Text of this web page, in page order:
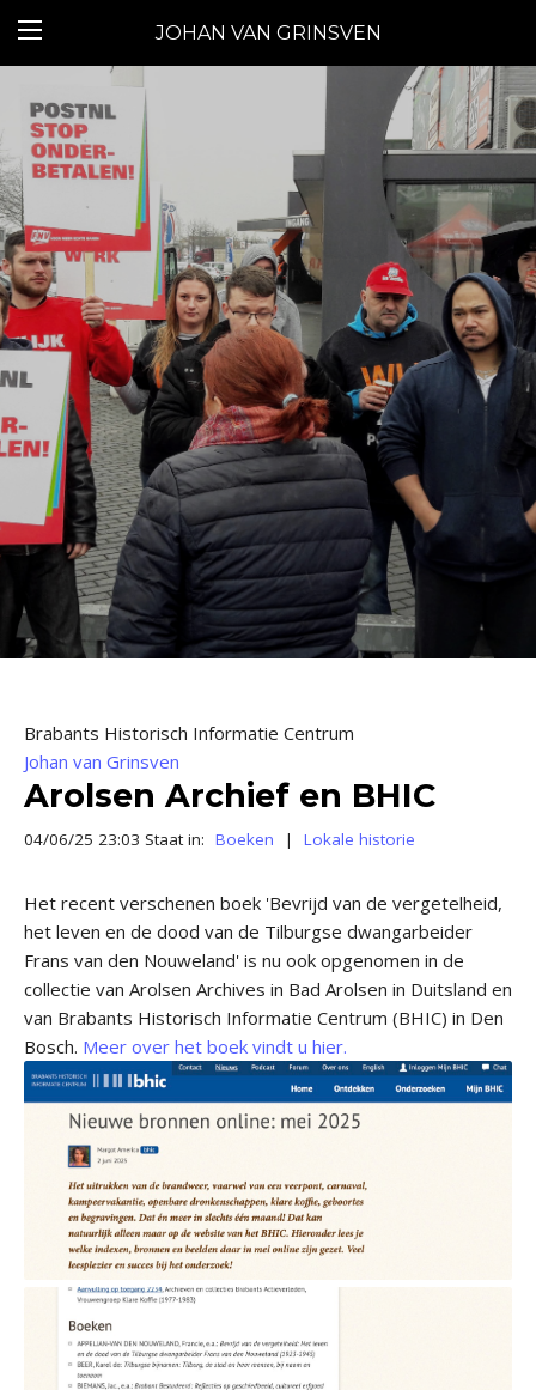
JOHAN VAN GRINSVEN
Brabants Historisch Informatie Centrum
Johan van Grinsven
Arolsen Archief en BHIC
04/06/25 23:03 Staat in: Boeken | Lokale historie
Het recent verschenen boek 'Bevrijd van de vergetelheid,
het leven en de dood van de Tilburgse dwangarbeider
Frans van den Nouweland' is nu ook opgenomen in de
collectie van Arolsen Archives in Bad Arolsen in Duitsland en
van Brabants Historisch Informatie Centrum (BHIC) in Den
Bosch. Meer over het boek vindt u hier.